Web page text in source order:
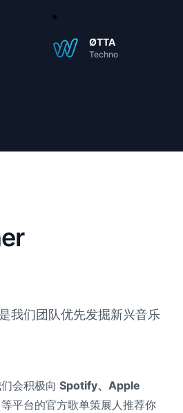
ØTTA
Techno
我们团队优先发掘新兴音乐
会积极向 Spotify、Apple
等平台的官方歌单策展人推荐你